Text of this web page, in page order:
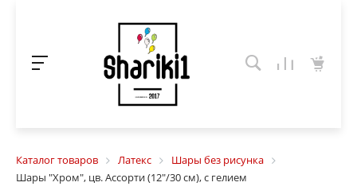
Каталог товаров Латекс
Шары без рисунка
Шары "Хром", цв. Ассорти (12"/30 см), с гелием